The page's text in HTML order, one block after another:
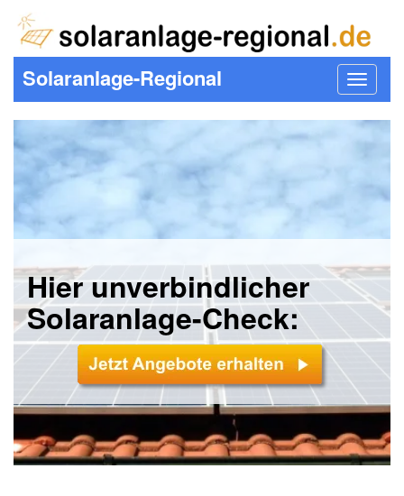
Toggle
Solaranlage-Regional
Hier unverbindlicher
Solaranlage-Check: